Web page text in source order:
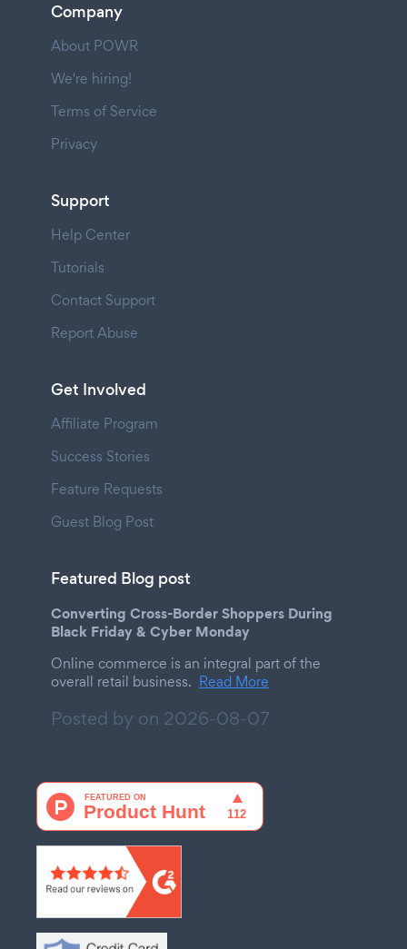
Company
About POWR
We're hiring!
Terms of Service
Privacy
Support
Help Center
Tutorials
Contact Support
Report Abuse
Get Involved
Affiliate Program
Success Stories
Feature Requests
Guest Blog Post
Featured Blog post
Converting Cross-Border Shoppers During
Black Friday & Cyber Monday
Online commerce is an integral part of the
overall retail business. Read More
Posted by on 2026-08-07